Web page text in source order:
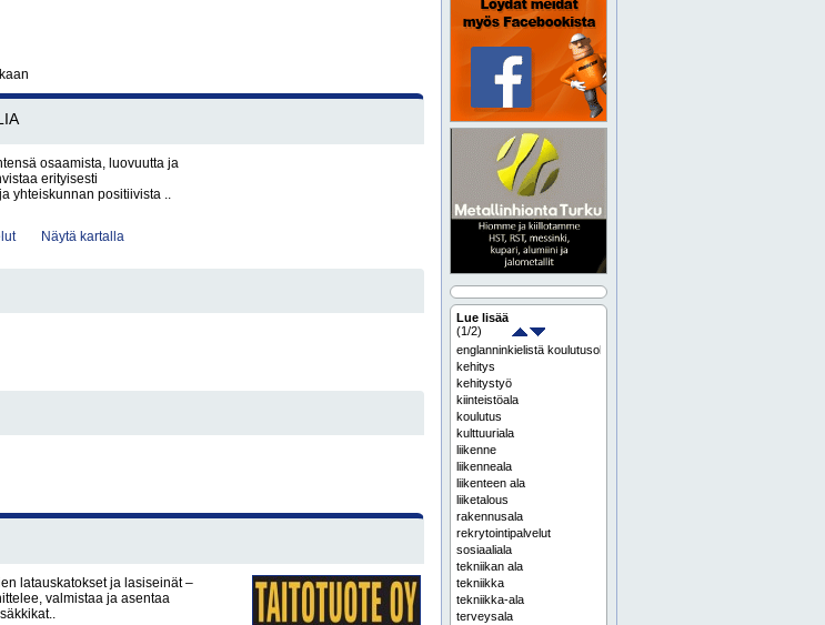
osaamista, luovuutta ja
erityisesti
yhteiskunnan positiivista ..
Näytä kartalla
latauskatokset ja lasiseinät –
valmistaa ja asentaa
Lue lisää
(1/2)
englanninkielistä koulutusohjelmaa
kehitys
kehitystyö
kiinteistöala
koulutus
kulttuuriala
liikenne
liikenneala
liikenteen ala
liiketalous
rakennusala
rekrytointipalvelut
sosiaaliala
tekniikan ala
tekniikka
tekniikka-ala
terveysala